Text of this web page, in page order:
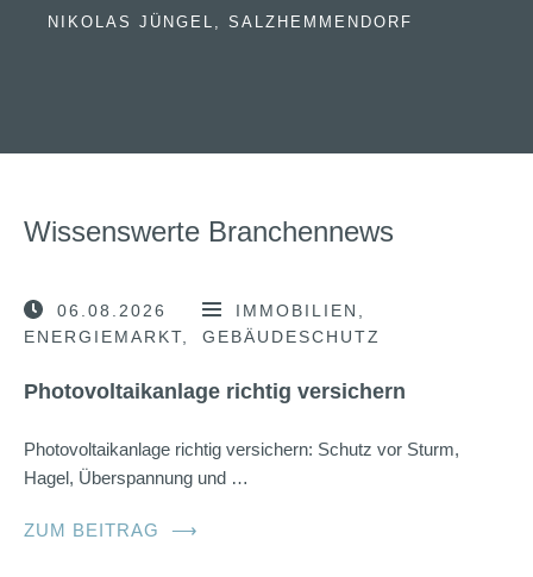
NIKOLAS JÜNGEL, SALZHEMMENDORF
Wissenswerte Branchennews
06.08.2026
IMMOBILIEN
ENERGIEMARKT
GEBÄUDESCHUTZ
Photovoltaikanlage richtig versichern
Photovoltaikanlage richtig versichern: Schutz vor Sturm,
Hagel, Überspannung und …
ZUM BEITRAG ⟶